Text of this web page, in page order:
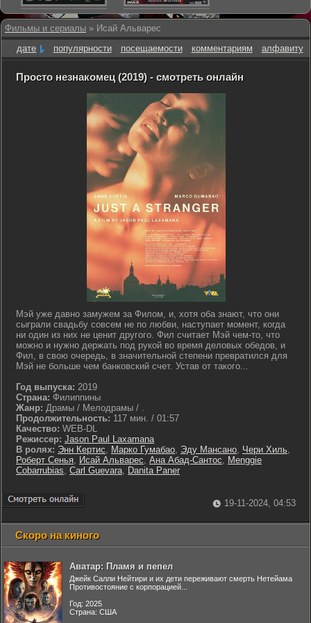
Фильмы и сериалы » Исай Альварес
дате
популярности посещаемости комментариям алфавиту
Просто незнакомец (2019) - смотреть онлайн
Мэй уже давно замужем за Филом, и, хотя оба знают, что они
сыграли свадьбу совсем не по любви, наступает момент, когда
ни один из них не ценит другого. Фил считает Мэй чем-то, что
можно и нужно держать под рукой во время деловых обедов, и
Фил, в свою очередь, в значительной степени превратился для
Мэй не больше чем банковский счет. Устав от такого...
Год выпуска: 2019
Страна: Филиппины
Жанр: Драмы / Мелодрамы / .
Продолжительность: 117 мин. / 01:57
Качество: WEB-DL
Режиссер: Jason Paul Laxamana
В ролях: Энн Кертис, Марко Гумабао, Эду Мансано, Чери Хиль,
Роберт Сенья, Исай Альварес, Ана Абад-Сантос, Menggie
Cobarrubias, Carl Guevara, Danita Paner
19-11-2024, 04:53
Скоро на киного
Аватар: Пламя и пепел
Джейк Салли Нейтири и их дети переживают смерть Нетейама
Противостояние с корпорацией...
Год: 2025
Страна: США